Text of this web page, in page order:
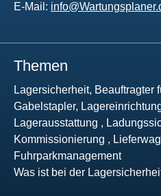
E-Mail:
Themen
Lagersicherheit, Beauftragter
Gabelstapler,
Lagerausstattung ,
Kommissionierung ,
Fuhrparkmanagement
Was ist bei der